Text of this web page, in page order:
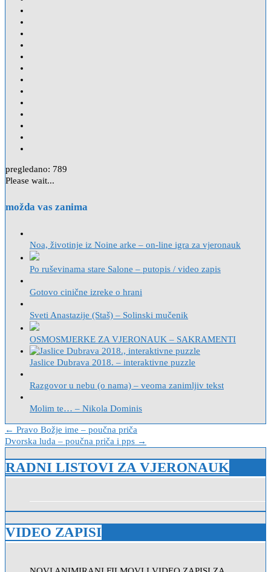
pregledano: 789
Please wait...
možda vas zanima
Noa, životinje iz Noine arke – on-line igra za vjeronauk
Po ruševinama stare Salone – putopis / video zapis
Gotovo cinične izreke o hrani
Sveti Anastazije (Staš) – Solinski mučenik
OSMOSMJERKE ZA VJERONAUK – SAKRAMENTI
Jaslice Dubrava 2018. – interaktivne puzzle
Razgovor u nebu (o nama) – veoma zanimljiv tekst
Molim te… – Nikola Dominis
Navigacija
objava
← Pravo Božje ime – poučna priča
Dvorska luda – poučna priča i pps →
RADNI LISTOVI ZA VJERONAUK
VIDEO ZAPISI